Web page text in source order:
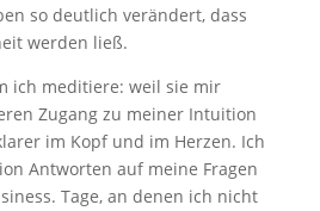
so deutlich verändert, dass
werden ließ.
ich meditiere: weil sie mir
Zugang zu meiner Intuition
im Kopf und im Herzen. Ich
Antworten auf meine Fragen
Tage, an denen ich nicht